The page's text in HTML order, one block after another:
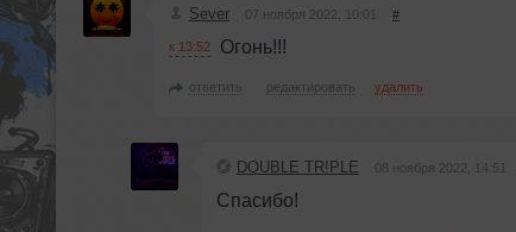
Sever 07 ноября 2022, 10:01 #
к 13:52 Огонь!!!
ответить редактировать удалить
DOUBLE TR!PLE 08 ноября 2022, 14:51
Спасибо!